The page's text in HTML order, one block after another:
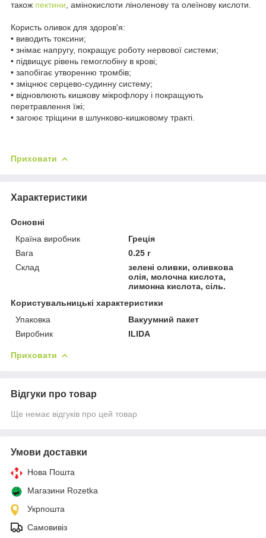
також пектини , амінокислоти ліноленову та олеїнову кислоти.
Користь оливок для здоров'я:
• виводить токсини;
• знімає напругу, покращує роботу нервової системи;
• підвищує рівень гемоглобіну в крові;
• запобігає утворенню тромбів;
• зміцнює серцево-судинну систему;
• відновлюють кишкову мікрофлору і покращують
перетравлення їжі;
• загоює тріщини в шлунково-кишковому тракті.
Приховати
Характеристики
Основні
Країна виробник
Греція
Вага
0.25 г
Склад
зелені оливки, оливкова
олія, молочна кислота,
лимонна кислота, сіль.
Користувальницькі характеристики
Упаковка
Вакуумний пакет
Виробник
ILIDA
Приховати
Відгуки про товар
Ще немає відгуків про цей товар
Умови доставки
Нова Пошта
Магазини Rozetka
Укрпошта
Самовивіз